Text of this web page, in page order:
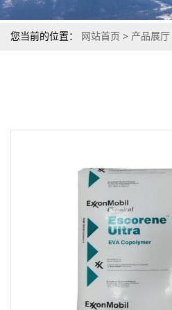
您当前的位置： 网站首页 > 产品展厅